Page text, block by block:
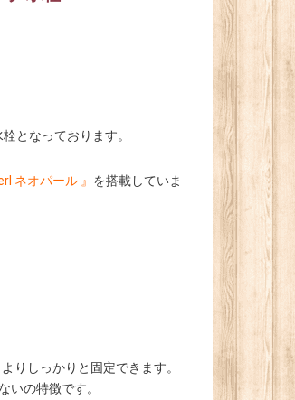
となっております。
ネオパール 』 を搭載していま
りしっかりと固定できます。
いの特徴です。